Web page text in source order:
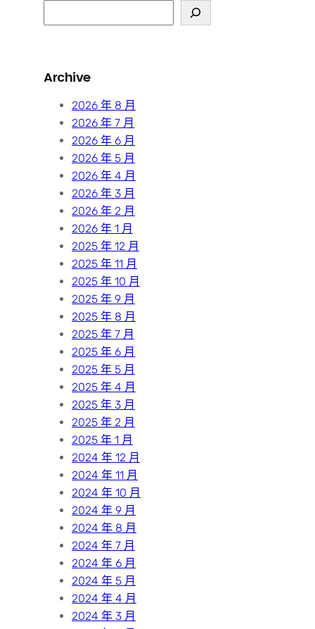
e
c
Archive
2026 年 8 月
2026 年 7 月
2026 年 6 月
2026 年 5 月
2026 年 4 月
2026 年 3 月
2026 年 2 月
2026 年 1 月
2025 年 12 月
2025 年 11 月
2025 年 10 月
2025 年 9 月
2025 年 8 月
2025 年 7 月
2025 年 6 月
2025 年 5 月
2025 年 4 月
2025 年 3 月
2025 年 2 月
2025 年 1 月
2024 年 12 月
2024 年 11 月
2024 年 10 月
2024 年 9 月
2024 年 8 月
2024 年 7 月
2024 年 6 月
2024 年 5 月
2024 年 4 月
2024 年 3 月